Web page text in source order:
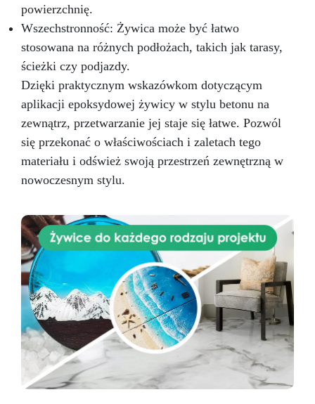
powierzchnię.
Wszechstronność: Żywica może być łatwo
stosowana na różnych podłożach, takich jak tarasy,
ścieżki czy podjazdy.
Dzięki praktycznym wskazówkom dotyczącym
aplikacji epoksydowej żywicy w stylu betonu na
zewnątrz, przetwarzanie jej staje się łatwe. Pozwól
się przekonać o właściwościach i zaletach tego
materiału i odśwież swoją przestrzeń zewnętrzną w
nowoczesnym stylu.